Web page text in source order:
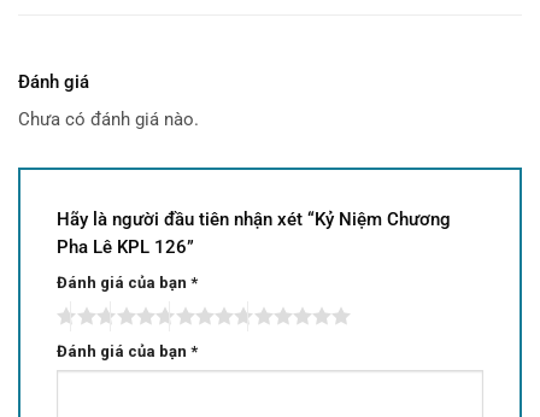
Đánh giá
Chưa có đánh giá nào.
Hãy là người đầu tiên nhận xét “Kỷ Niệm Chương
Pha Lê KPL 126”
Đánh giá của bạn *
Đánh giá của bạn *